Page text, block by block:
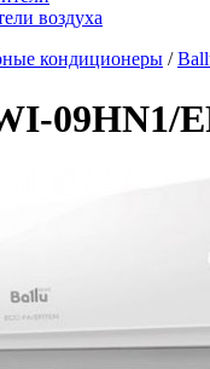
воздуха
кондиционеры /
09HN1/